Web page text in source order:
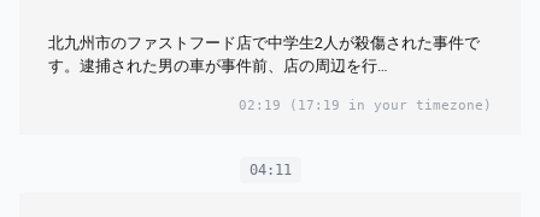
【news23】
北九州市のファストフード店で中学生2人が殺傷された事件で
す。逮捕された男の車が事件前、店の周辺を行…
02:19 (17:19 in your timezone)
04:11